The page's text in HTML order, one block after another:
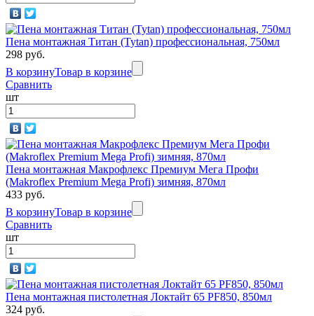
Пена монтажная Титан (Tytan) профессиональная, 750мл
298 руб.
В корзинуТовар в корзине
Сравнить
шт
Пена монтажная Макрофлекс Премиум Мега Профи
(Makroflex Premium Mega Profi) зимняя, 870мл
433 руб.
В корзинуТовар в корзине
Сравнить
шт
Пена монтажная пистолетная Локтайт 65 РF850, 850мл
324 руб.